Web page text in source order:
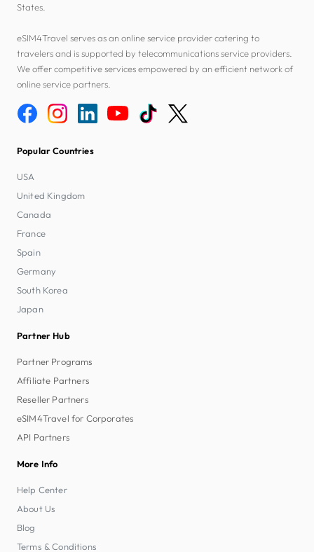
States.
eSIM4Travel serves as an online service provider catering to
travelers and is supported by telecommunications service providers.
We offer competitive services empowered by an efficient network of
online service partners.
Popular Countries
USA
United Kingdom
Canada
France
Spain
Germany
South Korea
Japan
Partner Hub
Partner Programs
Affiliate Partners
Reseller Partners
eSIM4Travel for Corporates
API Partners
More Info
Help Center
About Us
Blog
Terms & Conditions